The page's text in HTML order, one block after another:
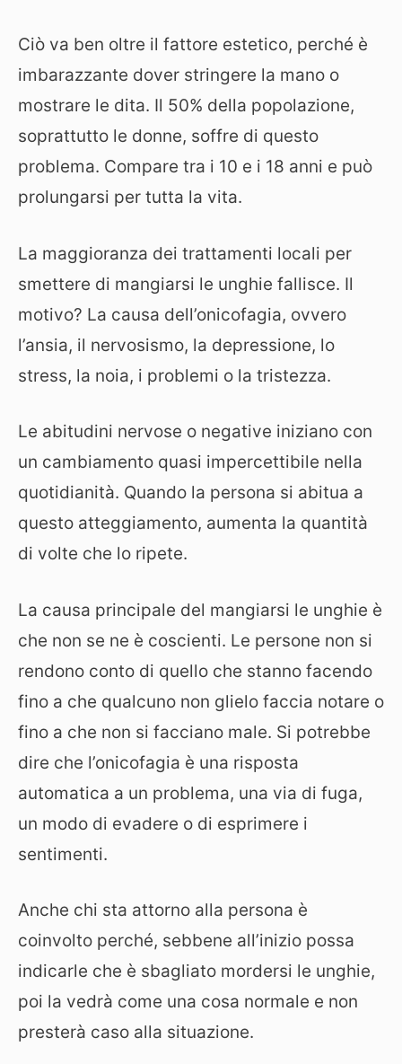
Ciò va ben oltre il fattore estetico, perché è
imbarazzante dover stringere la mano o
mostrare le dita. Il 50% della popolazione,
soprattutto le donne, soffre di questo
problema. Compare tra i 10 e i 18 anni e può
prolungarsi per tutta la vita.
La maggioranza dei trattamenti locali per
smettere di mangiarsi le unghie fallisce. Il
motivo? La causa dell’onicofagia, ovvero
l’ansia, il nervosismo, la depressione, lo
stress, la noia, i problemi o la tristezza.
Le abitudini nervose o negative iniziano con
un cambiamento quasi impercettibile nella
quotidianità. Quando la persona si abitua a
questo atteggiamento, aumenta la quantità
di volte che lo ripete.
La causa principale del mangiarsi le unghie è
che non se ne è coscienti. Le persone non si
rendono conto di quello che stanno facendo
fino a che qualcuno non glielo faccia notare o
fino a che non si facciano male. Si potrebbe
dire che l’onicofagia è una risposta
automatica a un problema, una via di fuga,
un modo di evadere o di esprimere i
sentimenti.
Anche chi sta attorno alla persona è
coinvolto perché, sebbene all’inizio possa
indicarle che è sbagliato mordersi le unghie,
poi la vedrà come una cosa normale e non
presterà caso alla situazione.